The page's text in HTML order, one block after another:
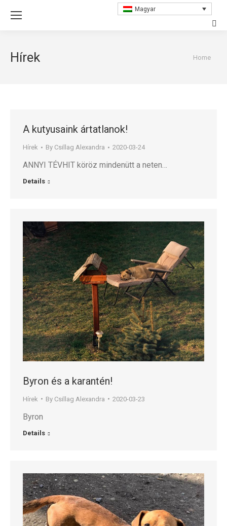
Magyar
Hírek
You are
Home
A kutyusaink ártatlanok!
Hírek By Csillag Alexandra 2020-03-24
ANNYI TÉVHIT köröz mindenütt a neten…
Details
Byron és a karantén!
Hírek By Csillag Alexandra 2020-03-23
Byron
Details